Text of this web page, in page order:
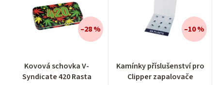
Kovová schovka V-
Syndicate 420 Rasta
–28 %
Kamínky příslušenství pro
Clipper zapalovače
–10 %